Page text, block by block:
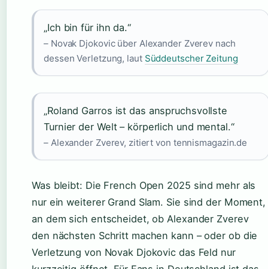
„Ich bin für ihn da.“
– Novak Djokovic über Alexander Zverev nach
dessen Verletzung, laut Süddeutscher Zeitung
„Roland Garros ist das anspruchsvollste
Turnier der Welt – körperlich und mental.“
– Alexander Zverev, zitiert von tennismagazin.de
Was bleibt: Die French Open 2025 sind mehr als
nur ein weiterer Grand Slam. Sie sind der Moment,
an dem sich entscheidet, ob Alexander Zverev
den nächsten Schritt machen kann – oder ob die
Verletzung von Novak Djokovic das Feld nur